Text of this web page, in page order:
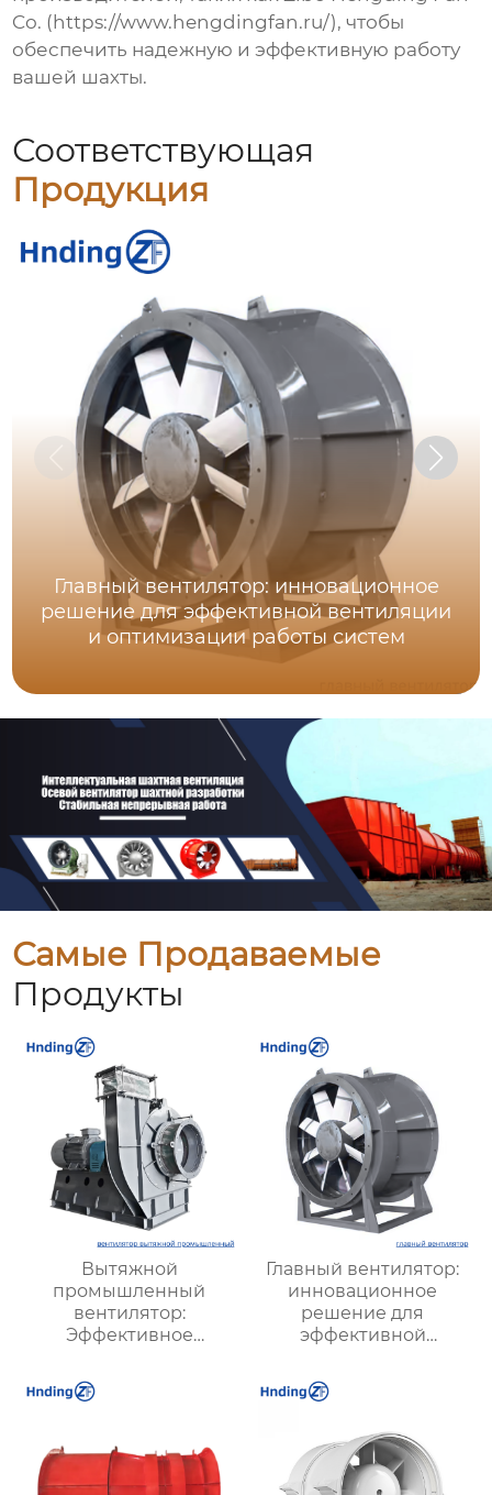
Co. ( https://www.hengdingfan.ru/), чтобы
обеспечить надежную и эффективную работу
вашей шахты.
Соответствующая
Продукция
Главный вентилятор: инновационное
решение для эффективной вентиляции
и оптимизации работы систем
Самые Продаваемые
Продукты
Вытяжной
промышленный
вентилятор:
Эффективное
надежной вентиляции
Главный вентилятор:
инновационное
решение для
эффективной
оптимизации работы